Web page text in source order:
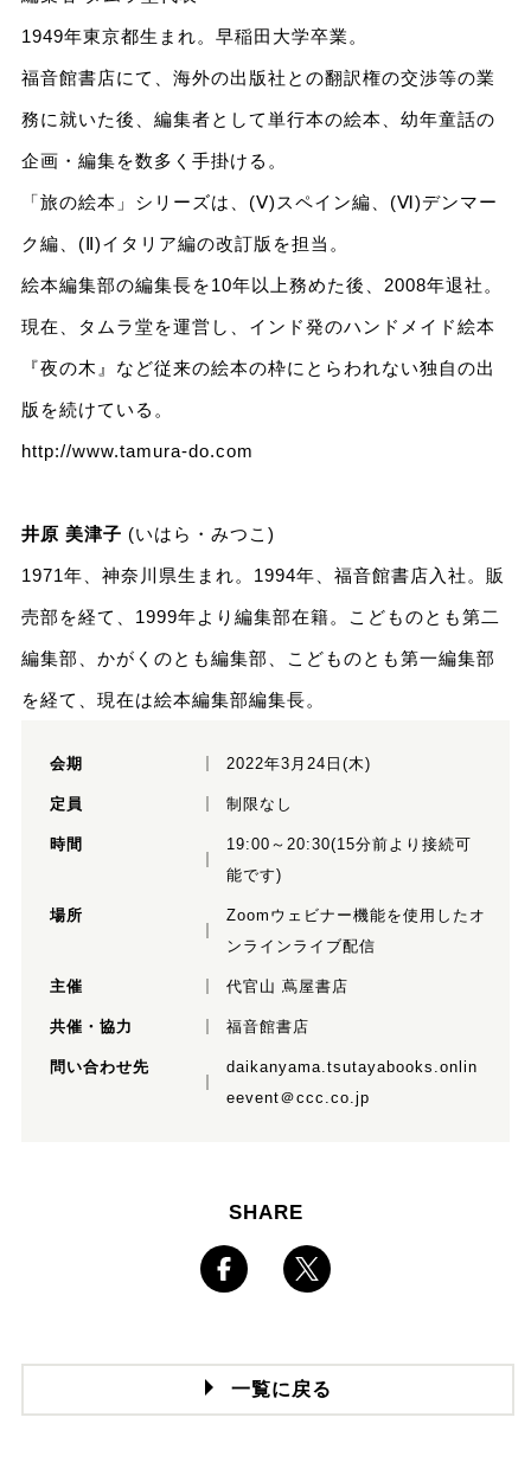
1949年東京都生まれ。早稲田大学卒業。
福音館書店にて、海外の出版社との翻訳権の交渉等の業
務に就いた後、編集者として単行本の絵本、幼年童話の
企画・編集を数多く手掛ける。
「旅の絵本」シリーズは、(Ⅴ)スペイン編、(Ⅵ)デンマー
ク編、(Ⅱ)イタリア編の改訂版を担当。
絵本編集部の編集長を10年以上務めた後、2008年退社。
現在、タムラ堂を運営し、インド発のハンドメイド絵本
『夜の木』など従来の絵本の枠にとらわれない独自の出
版を続けている。
http://www.tamura-do.com
井原 美津子 (いはら・みつこ)
1971年、神奈川県生まれ。1994年、福音館書店入社。販
売部を経て、1999年より編集部在籍。こどものとも第二
編集部、かがくのとも編集部、こどものとも第一編集部
を経て、現在は絵本編集部編集長。
会期 2022年3月24日(木)
定員 制限なし
時間
19:00～20:30(15分前より接続可
能です)
場所
Zoomウェビナー機能を使用したオ
ンラインライブ配信
主催 代官山 蔦屋書店
共催・協力 福音館書店
問い合わせ先
daikanyama.tsutayabooks.onlin
eevent＠ccc.co.jp
SHARE
一覧に戻る